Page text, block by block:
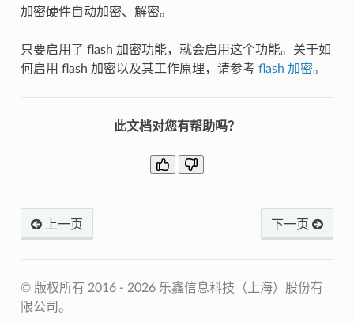
加密硬件自动加密、解密。
只要启用了 flash 加密功能，就会启用这个功能。关于如
何启用 flash 加密以及其工作原理，请参考 flash 加密。
此文档对您有帮助吗？
上一页 下一页
© 版权所有 2016 - 2026 乐鑫信息科技（上海）股份有
限公司。